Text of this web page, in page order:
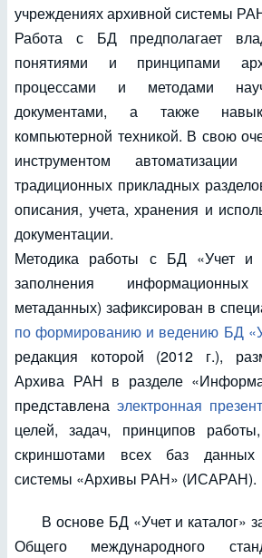
учреждениях архивной системы
Работа с БД предполагает
понятиями и принципами
процессами и методами
документами, а также
компьютерной техникой. В свою
инструментом
традиционных прикладных
описания, учета, хранения и
документации.
Методика работы с БД «Учет и
заполнения
метаданных) зафиксирован в
по формированию и ведению БД
редакция которой (2012 г.),
Архива РАН в разделе
представлена электронная
целей, задач, принципов
скриншотами всех баз данных
системы «Архивы РАН» (ИСАРАН).
В основе БД «Учет и каталог»
Общего международного